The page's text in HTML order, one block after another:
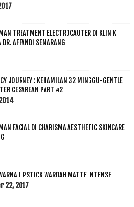
TREATMENT ELECTROCAUTER DI KLINIK
DR. AFFANDI SEMARANG
JOURNEY : KEHAMILAN 32 MINGGU-GENTLE
CESAREAN PART #2
FACIAL DI CHARISMA AESTHETIC SKINCARE
LIPSTICK WARDAH MATTE INTENSE
22, 2017